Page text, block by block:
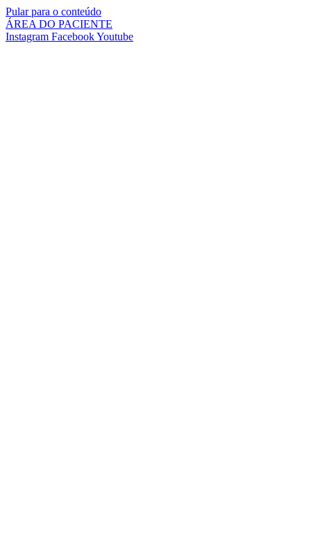
Pular para o conteúdo
ÁREA DO PACIENTE
Instagram FacebookYoutube